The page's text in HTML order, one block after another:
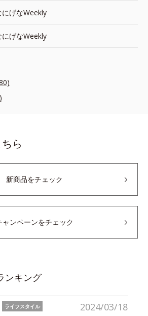
げなWeekly
げなWeekly
ら
新商品をチェック
ャンペーンをチェック
ンキング
2024/03/18
ライフスタイル